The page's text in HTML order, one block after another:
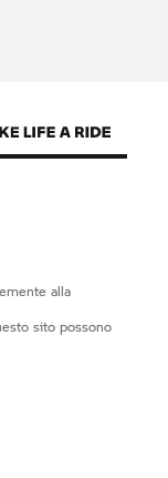
alla
sito possono